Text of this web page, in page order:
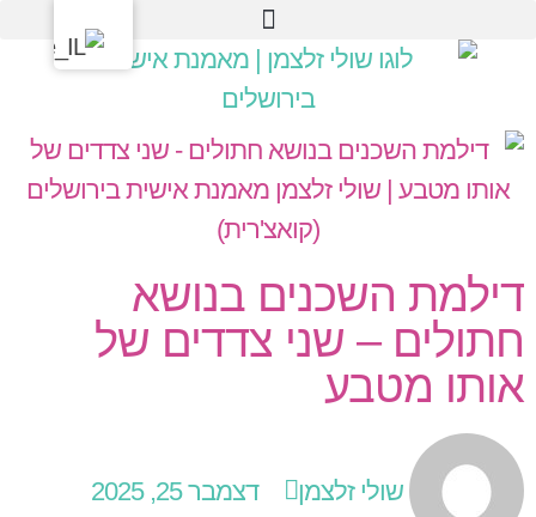
דילמת השכנים בנושא
חתולים – שני צדדים של
אותו מטבע
שולי זלצמן דצמבר 25, 2025